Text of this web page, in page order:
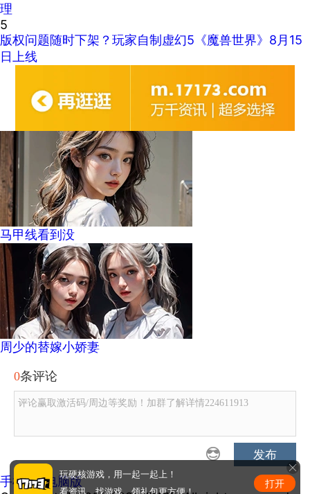
理
5
版权问题随时下架？玩家自制虚幻5《魔兽世界》8月15
日上线
马甲线看到没
周少的替嫁小娇妻
0条评论
评论赢取激活码/周边等奖励！加群了解详情224611913
发布
手机版|电脑版
玩硬核游戏，用一起一起上！
看资讯、找游戏、领礼包更方便！
打开